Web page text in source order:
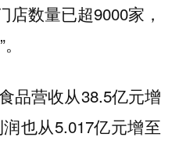
店数量已超9000家，
品营收从38.5亿元增
也从5.017亿元增至